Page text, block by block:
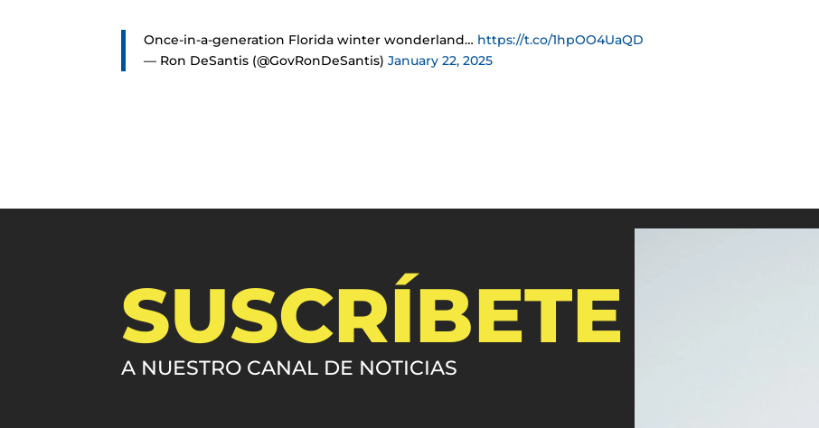
Once-in-a-generation Florida winter wonderland… https://t.co/1hpOO4UaQD
— Ron DeSantis (@GovRonDeSantis)January 22, 2025
SUSCRÍBETE
A NUESTRO CANAL DE NOTICIAS